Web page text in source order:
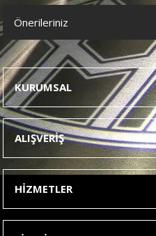
Önerileriniz
Bu ürünün fiyat bilgisi, resim,
konularda yetersiz gördüğünüz
tarafımıza iletebilirsiniz.
Görüş ve önerileriniz için
Ürün resmi kalitesiz, bozuk
Ürün açıklamasında eksik
Ürün bilgilerinde hatalar
Ürün fiyatı diğer sitelerden daha
Bu ürüne benzer farklı
KURUMSAL
ALIŞVERİŞ
HİZMETLER